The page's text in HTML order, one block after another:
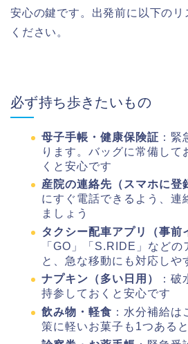
安心の鍵です。出発前に以下のリ
ください。
必ず持ち歩きたいもの
母子手帳・健康保険証 ：
ります。バッグに常備して
くと安心です
産院の連絡先（スマホに登
にすぐ電話できるよう、連
ましょう
タクシー配車アプリ（事前
「GO」「S.RIDE」などの
と、急な移動にも対応しや
ナプキン（多い日用）
：
持参しておくと安心です
飲み物・軽食 ：水分補給
策に軽いお菓子も1つある